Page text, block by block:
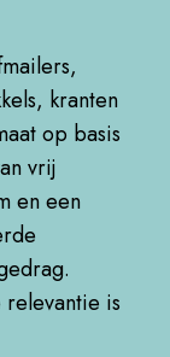
kranten
op basis
vrij
en een
is